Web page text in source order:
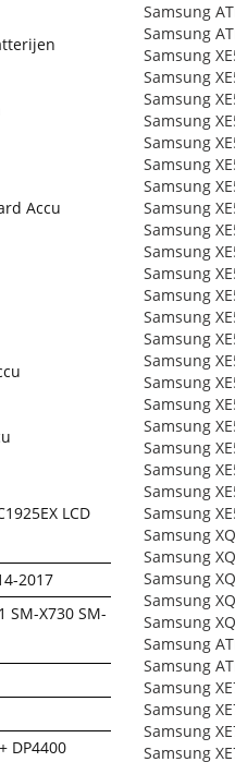
Accu
LCD
2017
SM-X730 SM-
DP4400
Samsung
Samsung
Samsung
Samsung
Samsung
Samsung
Samsung
Samsung
Samsung
Samsung
Samsung
Samsung
Samsung
Samsung
Samsung
Samsung
Samsung
Samsung
Samsung
Samsung
Samsung
Samsung
Samsung
Samsung
Samsung
Samsung
Samsung
Samsung
Samsung
Samsung
Samsung
Samsung
Samsung
Samsung
Samsung